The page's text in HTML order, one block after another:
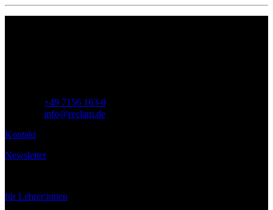
+49 7156 163-0
info@reclam.de
Kontakt
Newsletter
für Lehrer:innen